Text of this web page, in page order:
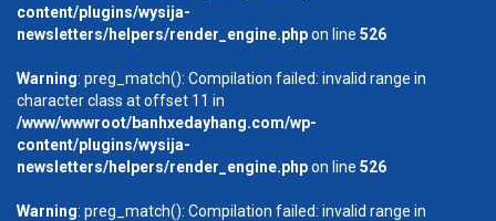
content/plugins/wysija-
newsletters/helpers/render_engine.phpon line 526
Warning: preg_match(): Compilation failed: invalid range in
character class at offset 11 in
/www/wwwroot/banhxedayhang.com/wp-
content/plugins/wysija-
newsletters/helpers/render_engine.phpon line 526
Warning: preg_match(): Compilation failed: invalid range in